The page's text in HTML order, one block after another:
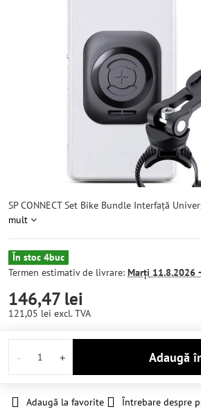
SP CONNECT Set Bike Bundle Interfață
mult
În stoc 4buc
Termen estimativ de livrare: Marți 11.8.2026
146,47 lei
121,05 lei excl. TVA
Adaugă
Adaugă la favorite Întrebare despre